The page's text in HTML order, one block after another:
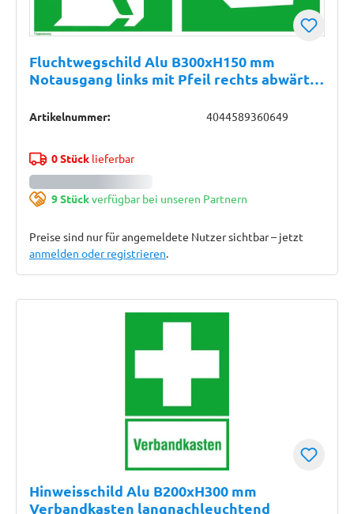
Fluchtwegschild Alu B300xH150 mm
Notausgang links mit Pfeil rechts abwärts
Artikelnummer: 4044589360649
0 Stücklieferbar
9 Stückverfügbar bei unseren Partnern
Preise sind nur für angemeldete Nutzer sichtbar – jetzt
anmelden oder registrieren.
Hinweisschild Alu B200xH300 mm
Verbandkasten langnachleuchtend